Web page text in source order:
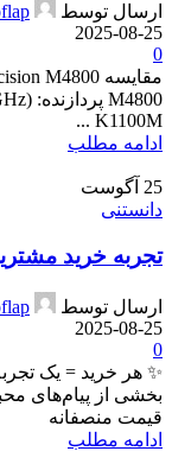
ارسال توسط
2025-08-25
0
K1100M ...
ادامه مطلب
25 آگوست
دانستنی
تجربه خرید
ارسال توسط
2025-08-25
0
✨ هر خرید = یک
بخشی از پیام‌های
قیمت منصفانه
ادامه مطلب